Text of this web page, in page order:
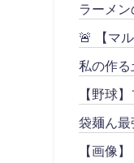
ラーメン
🚨 【マ
私の作る
【野球
袋麺ん最
【画像